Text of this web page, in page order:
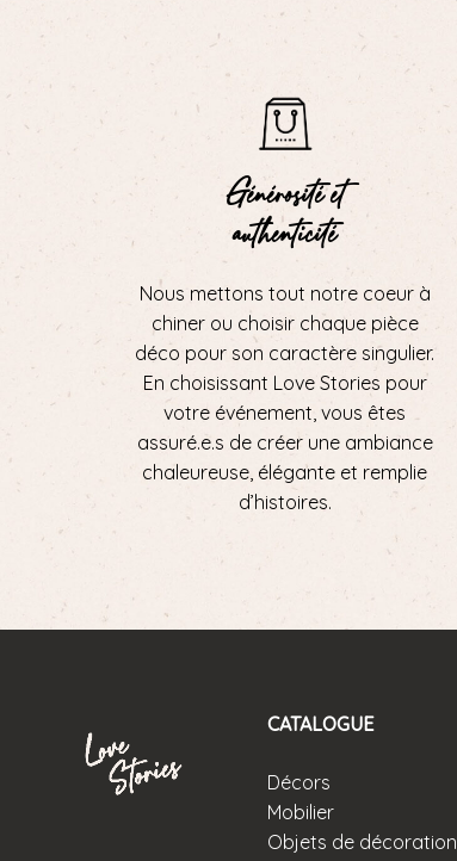
Générosité et
authenticité
Nous mettons tout notre coeur à
chiner ou choisir chaque pièce
déco pour son caractère singulier.
En choisissant Love Stories pour
votre événement, vous êtes
assuré.e.s de créer une ambiance
chaleureuse, élégante et remplie
d’histoires.
CATALOGUE
Décors
Mobilier
Objets de décoration